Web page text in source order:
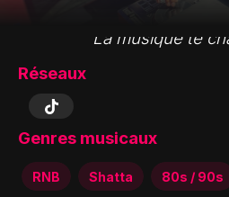
"La musique te
Réseaux
Genres musicaux
RNB Shatta 80s / 90s